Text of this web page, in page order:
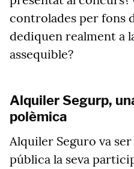
controlades per fons
dediquen realment a
assequible?
Alquiler Segurp,
polèmica
Alquiler Seguro va
pública la seva